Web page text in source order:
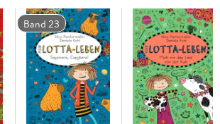
voller Kaninchen (1)
Wie belämmert ist das denn? (2)
Hier steckt der Wurm drin! (3)
weht der Hase! (4)
Band 23